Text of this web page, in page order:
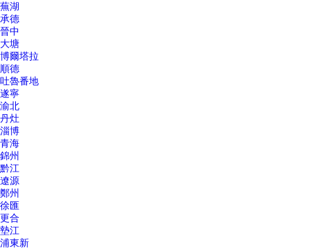
蕪湖
承德
晉中
大塘
博爾塔拉
順德
吐魯番地
遂寧
渝北
丹灶
淄博
青海
錦州
黔江
遼源
鄭州
徐匯
更合
墊江
浦東新